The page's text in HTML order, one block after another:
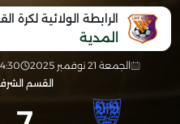
الرابطة الولائية لكرة
المدية
الجمعة 21 نوفمبر 2025
القسم